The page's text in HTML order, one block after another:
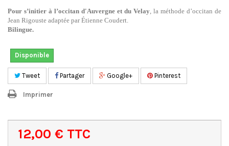
Pour s’initier à l’occitan d'Auvergne et du Velay, la méthode d’occitan de
Jean Rigouste adaptée par Étienne Coudert.
Bilingue.
Disponible
Tweet Partager Google+ Pinterest
Imprimer
12,00 € TTC